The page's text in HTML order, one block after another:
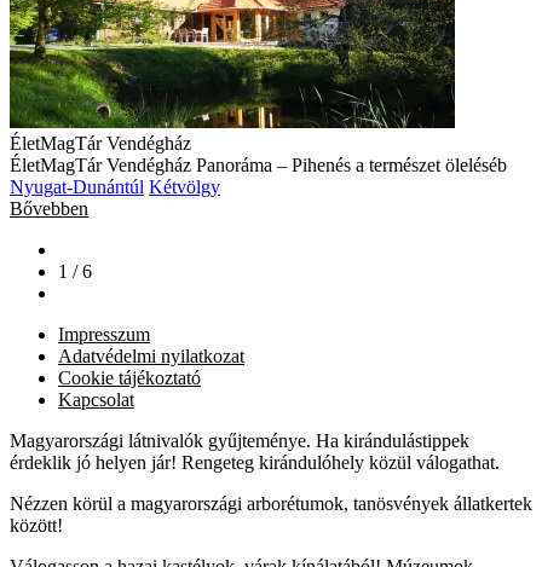
ÉletMagTár Vendégház
ÉletMagTár Vendégház Panoráma – Pihenés a természet öleléséb
Nyugat-Dunántúl Kétvölgy
Bővebben
1 / 6
Impresszum
Adatvédelmi nyilatkozat
Cookie tájékoztató
Kapcsolat
Magyarországi látnivalók gyűjteménye. Ha kirándulástippek
érdeklik jó helyen jár! Rengeteg kirándulóhely közül válogathat.
Nézzen körül a magyarországi arborétumok, tanösvények állatkertek
között!